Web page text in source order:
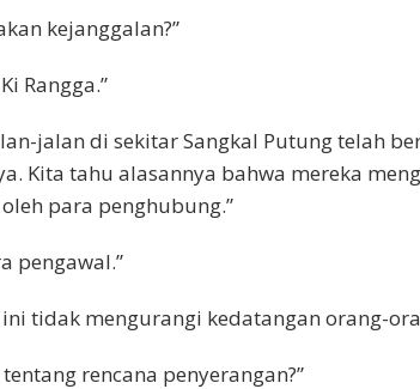
kejanggalan?”
Rangga.”
jalan di sekitar Sangkal Putung telah
Kita tahu alasannya bahwa mereka
para penghubung.”
pengawal.”
tidak mengurangi kedatangan orang-
rencana penyerangan?”